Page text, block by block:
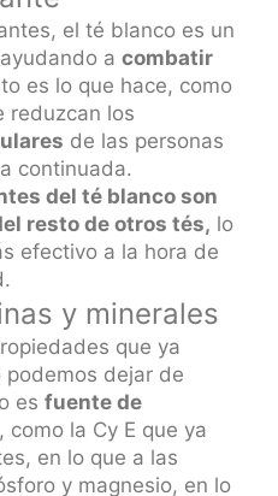
el té blanco es un
a combatir
es lo que hace, como
reduzcan los
de las personas
continuada.
del té blanco son
resto de otros tés, lo
efectivo a la hora de
y minerales
que ya
podemos dejar de
es fuente de
, como la Cy E que ya
en lo que a las
y magnesio, en lo